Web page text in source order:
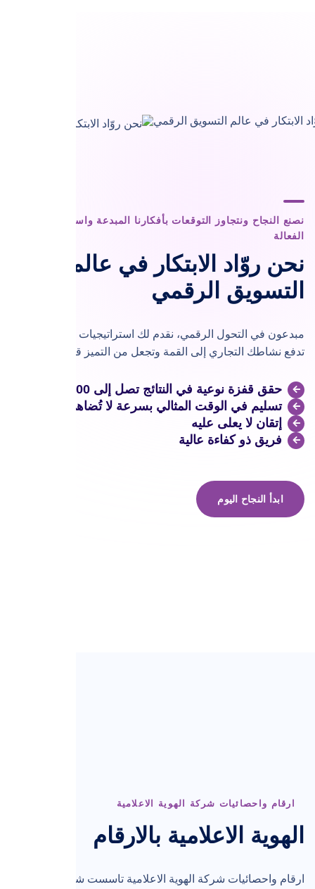
نصنع النجاح ونتجاوز التوقعات بأفكارنا المبدعة واستراتيجياتنا
الفعالة
نحن روّاد الابتكار في عالم
التسويق الرقمي
مبدعون في التحول الرقمي، نقدم لك استراتيجيات تسويق مبتكرة
تدفع نشاطك التجاري إلى القمة وتجعل من التميز قاعدة لك
حقق قفزة نوعية في النتائج تصل إلى 100%
تسليم في الوقت المثالي بسرعة لا تُضاهي
إتقان لا يعلى عليه
فريق ذو كفاءة عالية
ابدأ النجاح اليوم
ارقام واحصائيات شركة الهوية الاعلامية
الهوية الاعلامية بالارقام
ارقام واحصائيات شركة الهوية الاعلامية تاسست شركة الهوية